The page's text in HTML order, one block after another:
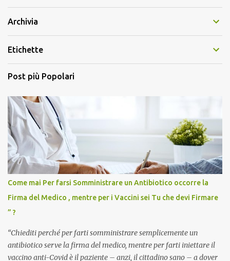
Archivia
Etichette
Post più Popolari
Come mai Per farsi Somministrare un Antibiotico occorre la
Firma del Medico , mentre per i Vaccini sei Tu che devi Firmare
” ?
“Chiediti perché per farti somministrare semplicemente un
antibiotico serve la firma del medico, mentre per farti iniettare il
vaccino anti-Covid è il paziente – anzi, il cittadino sano – a dover